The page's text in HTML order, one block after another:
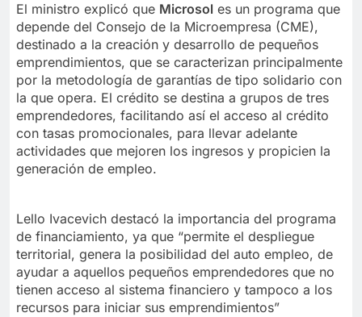
El ministro explicó que Microsol es un programa que
depende del Consejo de la Microempresa (CME),
destinado a la creación y desarrollo de pequeños
emprendimientos, que se caracterizan principalmente
por la metodología de garantías de tipo solidario con
la que opera. El crédito se destina a grupos de tres
emprendedores, facilitando así el acceso al crédito
con tasas promocionales, para llevar adelante
actividades que mejoren los ingresos y propicien la
generación de empleo.
Lello Ivacevich destacó la importancia del programa
de financiamiento, ya que “permite el despliegue
territorial, genera la posibilidad del auto empleo, de
ayudar a aquellos pequeños emprendedores que no
tienen acceso al sistema financiero y tampoco a los
recursos para iniciar sus emprendimientos”